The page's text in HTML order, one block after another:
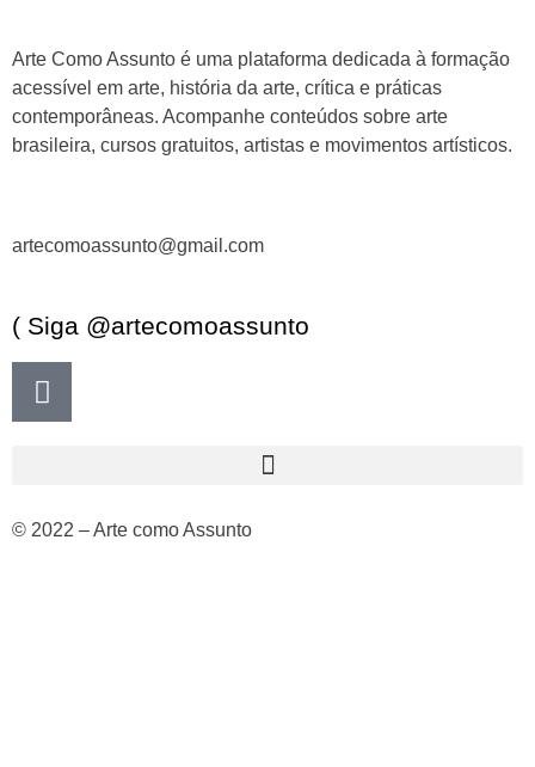
Arte Como Assunto é uma plataforma dedicada à formação
acessível em arte, história da arte, crítica e práticas
contemporâneas. Acompanhe conteúdos sobre arte
brasileira, cursos gratuitos, artistas e movimentos artísticos.
artecomoassunto@gmail.com
( Siga @artecomoassunto
© 2022 – Arte como Assunto